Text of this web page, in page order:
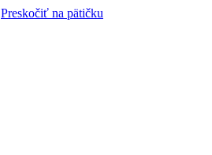
Preskočiť na pätičku